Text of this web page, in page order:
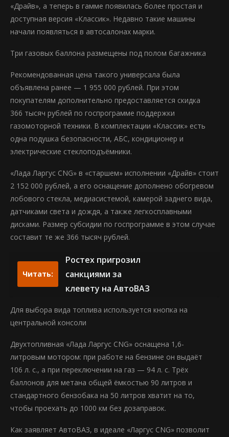
«Драйв», а теперь в гамме появилась более простая и
доступная версия «Классик». Недавно такие машины
начали появляться в автосалонах марки.
Три газовых баллона размещены под полом багажника
Рекомендованная цена такого универсала была
объявлена ранее — 1 955 000 рублей. При этом
покупателям дополнительно предоставляется скидка
366 тысяч рублей по госпрограмме поддержки
газомоторной техники. В комплектации «Классик» есть
одна подушка безопасности, АБС, кондиционер и
электрические стеклоподъёмники.
«Лада Ларгус CNG» в «старшем» исполнении «Драйв» стоит
2 152 000 рублей, а его оснащение дополнено обогревом
лобового стекла, медиасистемой, камерой заднего вида,
датчиками света и дождя, а также легкосплавными
дисками. Размер субсидии по госпрограмме в этом случае
составит те же 366 тысяч рублей.
Читать:
Ростех пригрозил
санкциями за
клевету на АвтоВАЗ
Для выбора вида топлива используется кнопка на
центральной консоли
Двухтопливная «Лада Ларгус CNG» оснащена 1,6-
литровым мотором: при работе на бензине он выдаёт
106 л. с., а при переключении на газ — 94 л. с. Трёх
баллонов для метана общей ёмкостью 90 литров и
стандартного бензобака на 50 литров хватит на то,
чтобы проехать до 1000 км без дозаправок.
Как заявляет АвтоВАЗ, в идеале «Ларгус CNG» позволит